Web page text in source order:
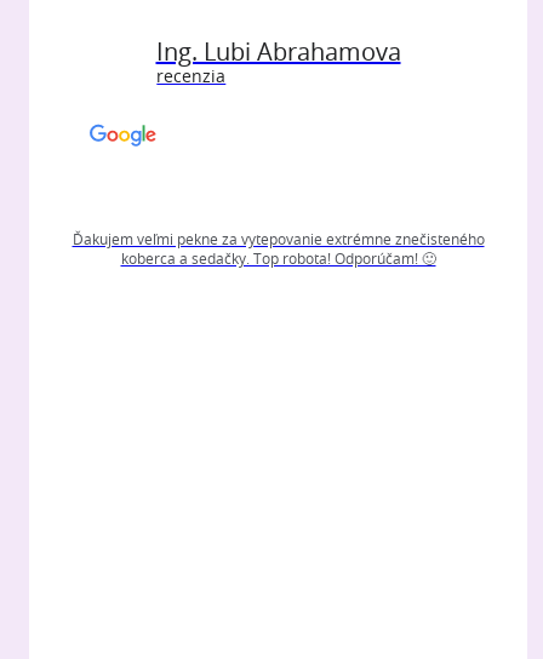
Ing. Lubi Abrahamova
recenzia
Ďakujem veľmi pekne za vytepovanie extrémne znečisteného
koberca a sedačky. Top robota! Odporúčam! 🙂